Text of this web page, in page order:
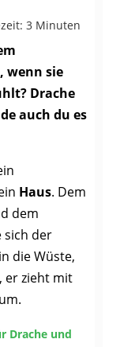
3 Minuten
wenn sie
Drache
auch du es
Haus. Dem
dem
sich der
die Wüste,
er zieht mit
Drache und